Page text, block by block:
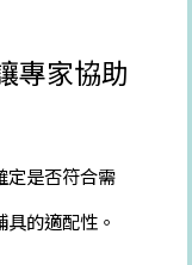
專家協助
定是否符合需
的適配性。